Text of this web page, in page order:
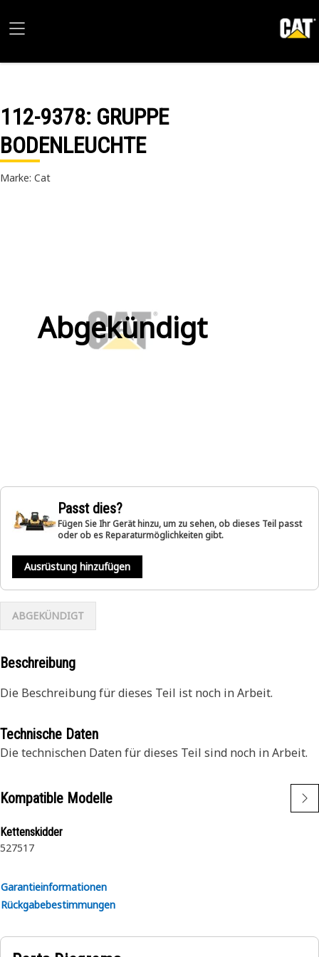
112-9378: GRUPPE
BODENLEUCHTE
Marke: Cat
Abgekündigt
Passt dies?
Fügen Sie Ihr Gerät hinzu, um zu sehen, ob dieses Teil passt
oder ob es Reparaturmöglichkeiten gibt.
Ausrüstung hinzufügen
ABGEKÜNDIGT
Beschreibung
Die Beschreibung für dieses Teil ist noch in Arbeit.
Technische Daten
Die technischen Daten für dieses Teil sind noch in Arbeit.
Kompatible Modelle
Kettenskidder
527517
Garantieinformationen
Rückgabebestimmungen